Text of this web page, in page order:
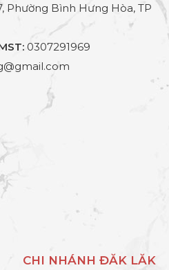
Phường Bình Hưng Hòa, TP
0307291969
CHI NHÁNH ĐĂK LĂK